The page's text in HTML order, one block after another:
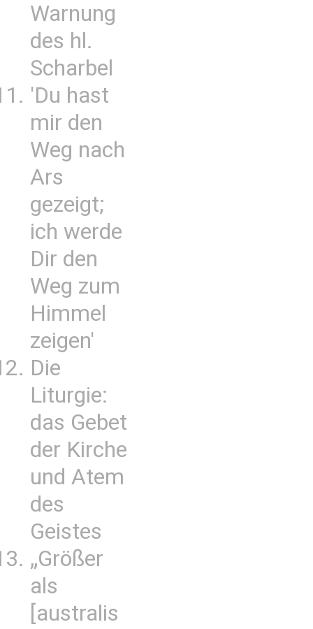
Warnung
des hl.
Scharbel
'Du hast
mir den
Weg nach
Ars
gezeigt;
ich werde
Dir den
Weg zum
Himmel
zeigen'
Die
Liturgie:
das Gebet
der Kirche
und Atem
des
Geistes
„Größer
als
[australis